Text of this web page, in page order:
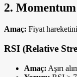
2.
Amaç: Fiyat
RSI (Relative
Amaç: Aşırı